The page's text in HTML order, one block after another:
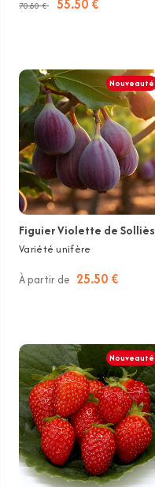
70.80 € 55.50 €
Nouveauté
Figuier Violette de Solliès
Variété unifère
À partir de 25.50 €
Nouveauté